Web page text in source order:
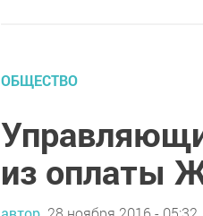
ОБЩЕСТВО
из оплаты